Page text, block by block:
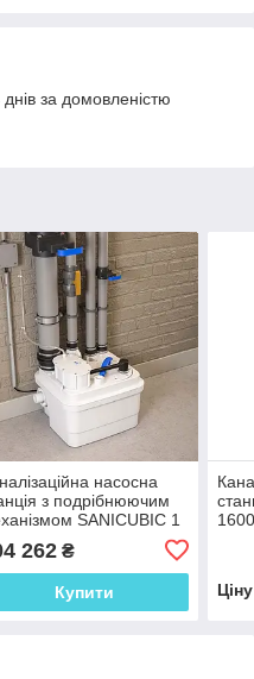
за домовленістю
насосна
з подрібнюючим
SANICUBIC 1
262₴
Купити